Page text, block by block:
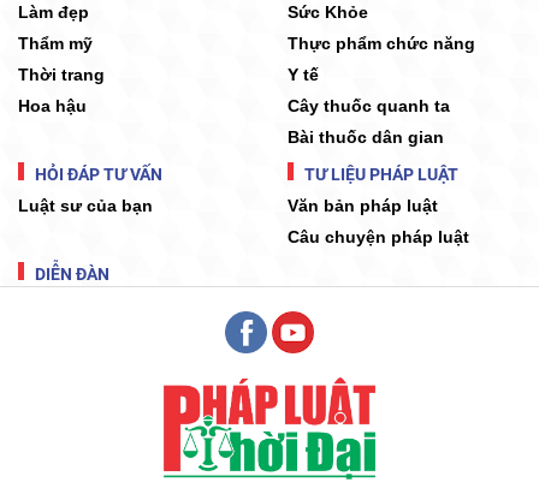
Làm đẹp
Thẩm mỹ
Thời trang
Hoa hậu
Sức Khỏe
Thực phẩm chức năng
Y tế
Cây thuốc quanh ta
Bài thuốc dân gian
HỎI ĐÁP TƯ VẤN
Luật sư của bạn
TƯ LIỆU PHÁP LUẬT
Văn bản pháp luật
Câu chuyện pháp luật
DIỄN ĐÀN